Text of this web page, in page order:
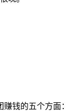
钱的五个方面：